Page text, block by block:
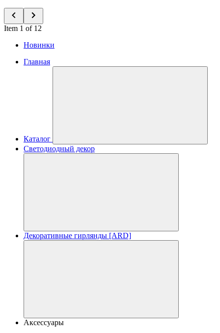
Item 1 of 12
Новинки
Главная
Каталог
Светодиодный декор
Декоративные гирлянды [ARD]
Аксессуары